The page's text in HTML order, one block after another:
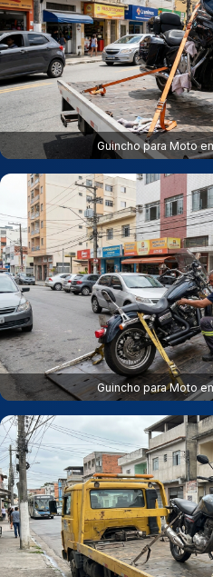
Guincho para Moto
Guincho para Moto